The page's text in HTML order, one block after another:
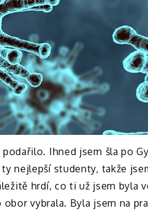
Ihned jsem šla po
nejlepší studenty, takže
hrdí, co ti už jsem byla
vybrala. Byla jsem na